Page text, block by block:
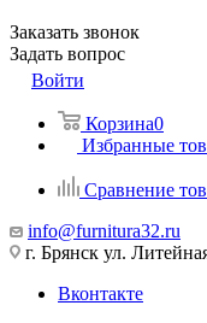
Заказать звонок
Задать вопрос
Войти
Корзина0
Избранные
Сравнение
info@furnitura32.ru
г. Брянск ул.
Вконтакте